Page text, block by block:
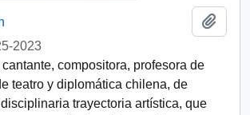
2023
compositora, profesora de
teatro y diplomática chilena, de
trayectoria artística, que